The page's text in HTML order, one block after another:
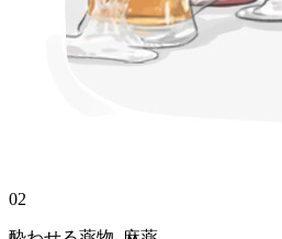
02